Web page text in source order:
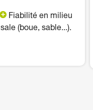
Fiabilité en milieu
sale (boue, sable...).